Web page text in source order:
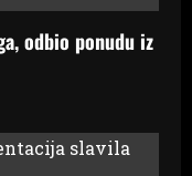
odbio ponudu iz